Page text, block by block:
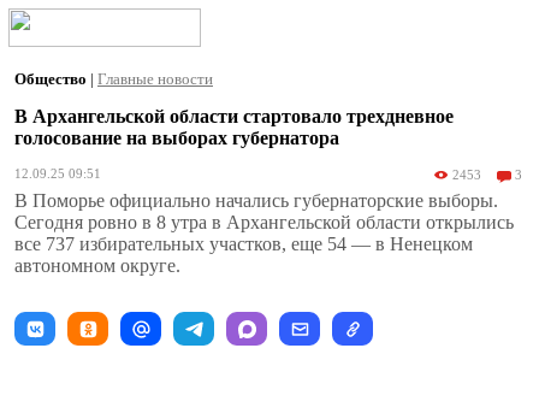
Общество | Главные новости
В Архангельской области стартовало трехдневное
голосование на выборах губернатора
12.09.25 09:51 2453 3
В Поморье официально начались губернаторские выборы.
Сегодня ровно в 8 утра в Архангельской области открылись
все 737 избирательных участков, еще 54 — в Ненецком
автономном округе.